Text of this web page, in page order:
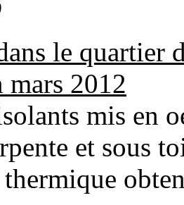
le quartier
mars 2012
mis en
et sous